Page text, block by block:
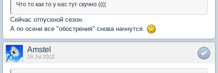
Что то как то у нас тут скучно ((((
Сейчас отпускной сезон.
А по осени все "обострения" снова начнутся.
Amstel
19 Jul 2012